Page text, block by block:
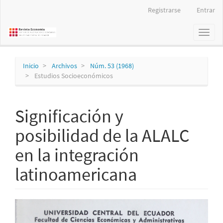
principal
Registrarse Entrar
Toggle
Inicio Archivos
Núm. 53 (1968)
Estudios Socioeconómicos
Significación y
posibilidad de la ALALC
en la integración
latinoamericana
Barra